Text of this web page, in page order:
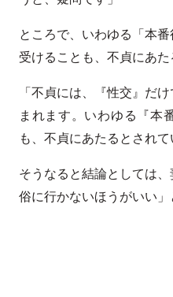
ところで、いわゆる「本
受けることも、不貞にあた
「不貞には、『性交』だ
まれます。いわゆる『本
も、不貞にあたるとされて
そうなると結論としては
俗に行かないほうがいい」